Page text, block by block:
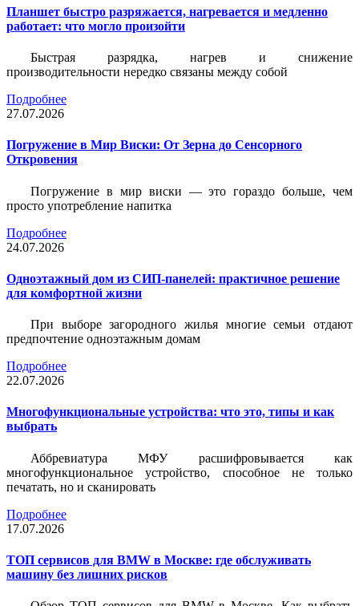
Планшет быстро разряжается, нагревается и медленно
работает: что могло произойти
Быстрая разрядка, нагрев и снижение
производительности нередко связаны между собой
Подробнее
27.07.2026
Погружение в Мир Виски: От Зерна до Сенсорного
Откровения
Погружение в мир виски — это гораздо больше, чем
просто употребление напитка
Подробнее
24.07.2026
Одноэтажный дом из СИП-панелей: практичное решение
для комфортной жизни
При выборе загородного жилья многие семьи отдают
предпочтение одноэтажным домам
Подробнее
22.07.2026
Многофункциональные устройства: что это, типы и как
выбрать
Аббревиатура МФУ расшифровывается как
многофункциональное устройство, способное не только
печатать, но и сканировать
Подробнее
17.07.2026
ТОП сервисов для BMW в Москве: где обслуживать
машину без лишних рисков